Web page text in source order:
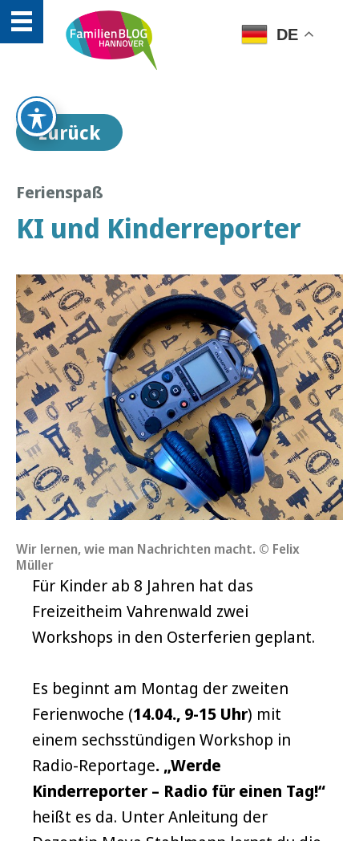
DE
zurück
Ferienspaß
KI und Kinderreporter
Wir lernen, wie man Nachrichten macht. © Felix
Müller
Für Kinder ab 8 Jahren hat das
Freizeitheim Vahrenwald zwei
Workshops in den Osterferien geplant.
Es beginnt am Montag der zweiten
Ferienwoche (14.04., 9-15 Uhr) mit
einem sechsstündigen Workshop in
Radio-Reportage. „Werde
Kinderreporter – Radio für einen Tag!“
heißt es da. Unter Anleitung der